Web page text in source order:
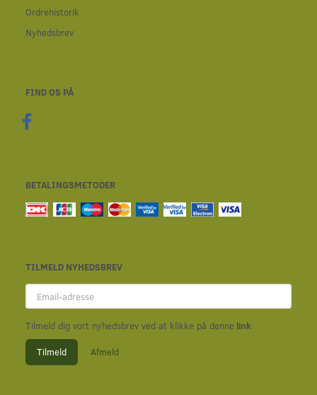
Ordrehistorik
Nyhedsbrev
FIND OS PÅ
BETALINGSMETODER
TILMELD NYHEDSBREV
Email-
adresse
Tilmeld dig vort nyhedsbrev ved at klikke på denne link
Tilmeld Afmeld